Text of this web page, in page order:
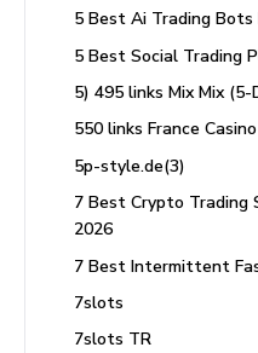
5 Best Ai Trading Bots
5 Best Social Trading
5) 495 links Mix Mix (5-
550 links France Casino
5p-style.de(3)
7 Best Crypto Trading
2026
7 Best Intermittent
7slots
7slots TR